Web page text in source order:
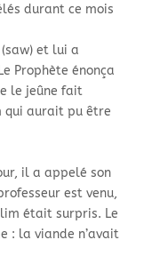
durant ce mois
et lui a
Prophète énonça
le jeûne fait
aurait pu être
il a appelé son
est venu,
était surpris. Le
: la viande n’avait